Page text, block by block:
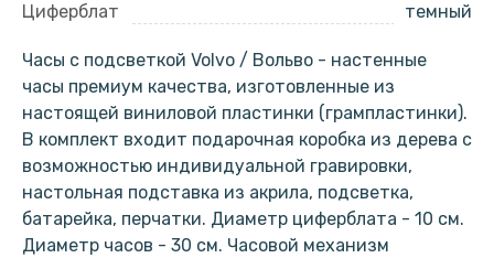
Циферблат
темный
Часы с подсветкой Volvo / Вольво - настенные
часы премиум качества, изготовленные из
настоящей виниловой пластинки (грампластинки).
В комплект входит подарочная коробка из дерева с
возможностью индивидуальной гравировки,
настольная подставка из акрила, подсветка,
батарейка, перчатки. Диаметр циферблата - 10 см.
Диаметр часов - 30 см. Часовой механизм